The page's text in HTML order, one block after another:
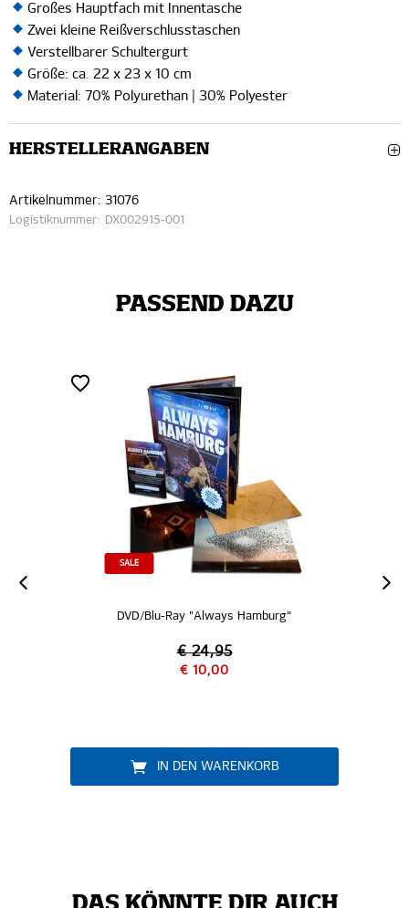
Großes Hauptfach mit Innentasche
Zwei kleine Reißverschlusstaschen
Verstellbarer Schultergurt
Größe: ca. 22 x 23 x 10 cm
Material: 70% Polyurethan | 30% Polyester
HERSTELLERANGABEN
Artikelnummer: 31076
Logistiknummer: DX002915-001
PASSEND DAZU
SALE
DVD/Blu-Ray "Always Hamburg"
€ 24,95
€ 10,00
IN DEN WARENKORB